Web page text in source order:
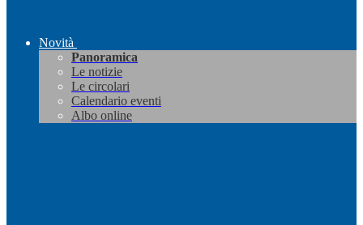
Novità
Panoramica
Le notizie
Le circolari
Calendario eventi
Albo online